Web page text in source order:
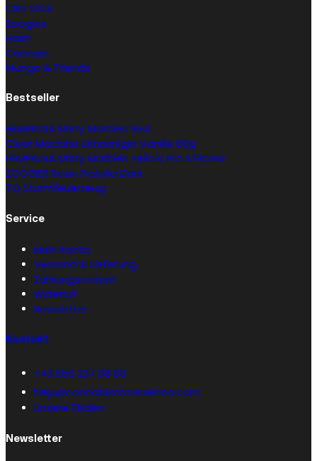
CBD Vital
Zoogies
Hash
Cannain
Mungo & Friends
Bestseller
HEMPKUSA Misty Marbles Red
Clear Machine Urinreiniger Vanille 60g
HEMPKUSA Misty Marbles Yellow Pro STRONG
ZOOGIES Resin Piatella Dark
TQ Sturmfeuerzeug
Service
Mein Konto
Versand & Lieferung
Zahlungsweisen
Widerruf
Newsletter
Kontakt
+43 650 237 08 60
help@cannabisstorevienna.com
Unsere Filialen
Newsletter